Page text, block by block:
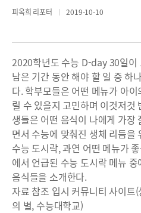
피옥희 리포터 2019-10-10
2020학년도 수능 D-day 30일이
남은 기간 동안 해야 할 일 중 하
다. 학부모들은 어떤 메뉴가 아
릴 수 있을지 고민하며 이것저것
생들은 어떤 음식이 나에게 가장
면서 수능에 맞춰진 생체 리듬을
수능 도시락, 과연 어떤 메뉴가
에서 언급된 수능 도시락 메뉴
음식들을 소개한다.
자료 참조 입시 커뮤니티 사이트
의 별, 수능대학교)